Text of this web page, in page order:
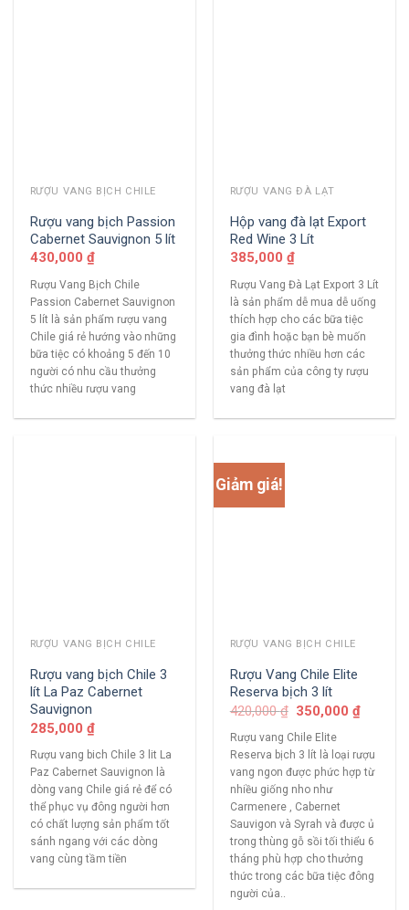
RƯỢU VANG BỊCH CHILE
Rượu vang bịch Passion
Cabernet Sauvignon 5 lít
430,000 ₫
Rượu Vang Bịch Chile
Passion Cabernet Sauvignon
5 lít là sản phẩm rượu vang
Chile giá rẻ hướng vào những
bữa tiệc có khoảng 5 đến 10
người có nhu cầu thưởng
thức nhiều rượu vang
RƯỢU VANG ĐÀ LẠT
Hộp vang đà lạt Export
Red Wine 3 Lít
385,000 ₫
Rượu Vang Đà Lạt Export 3 Lít
là sản phẩm dễ mua dễ uống
thích hợp cho các bữa tiệc
gia đình hoặc bạn bè muốn
thưởng thức nhiều hơn các
sản phẩm của công ty rượu
vang đà lạt
RƯỢU VANG BỊCH CHILE
Rượu vang bịch Chile 3
lít La Paz Cabernet
Sauvignon
285,000 ₫
Rượu vang bich Chile 3 lit La
Paz Cabernet Sauvignon là
dòng vang Chile giá rẻ để có
thể phục vụ đông người hơn
có chất lượng sản phẩm tốt
sánh ngang với các dòng
vang cùng tầm tiền
Giảm giá!
RƯỢU VANG BỊCH CHILE
Rượu Vang Chile Elite
Reserva bịch 3 lít
420,000₫ 350,000₫
Rượu vang Chile Elite
Reserva bịch 3 lít là loại rượu
vang ngon được phức hợp từ
nhiều giống nho như
Carmenere , Cabernet
Sauvigon và Syrah và được ủ
trong thùng gỗ sồi tối thiểu 6
tháng phù hợp cho thưởng
thức trong các bữa tiệc đông
người của..